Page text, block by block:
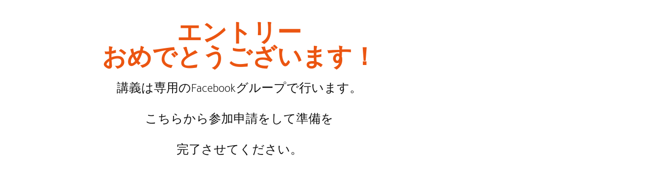
エントリー
おめでとうございます！
講義は専用のFacebookグループで行います。
こちらから参加申請をして準備を
完了させてください。